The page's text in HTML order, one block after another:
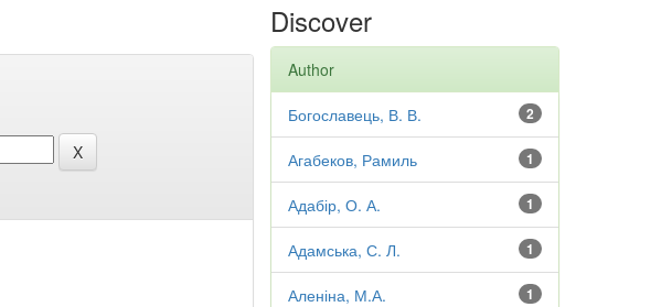
Discover
Author
2
Богославець, В. В.
1
Агабеков, Рамиль
1
Адабір, О. А.
1
Адамська, С. Л.
1
Аленіна, М.А.